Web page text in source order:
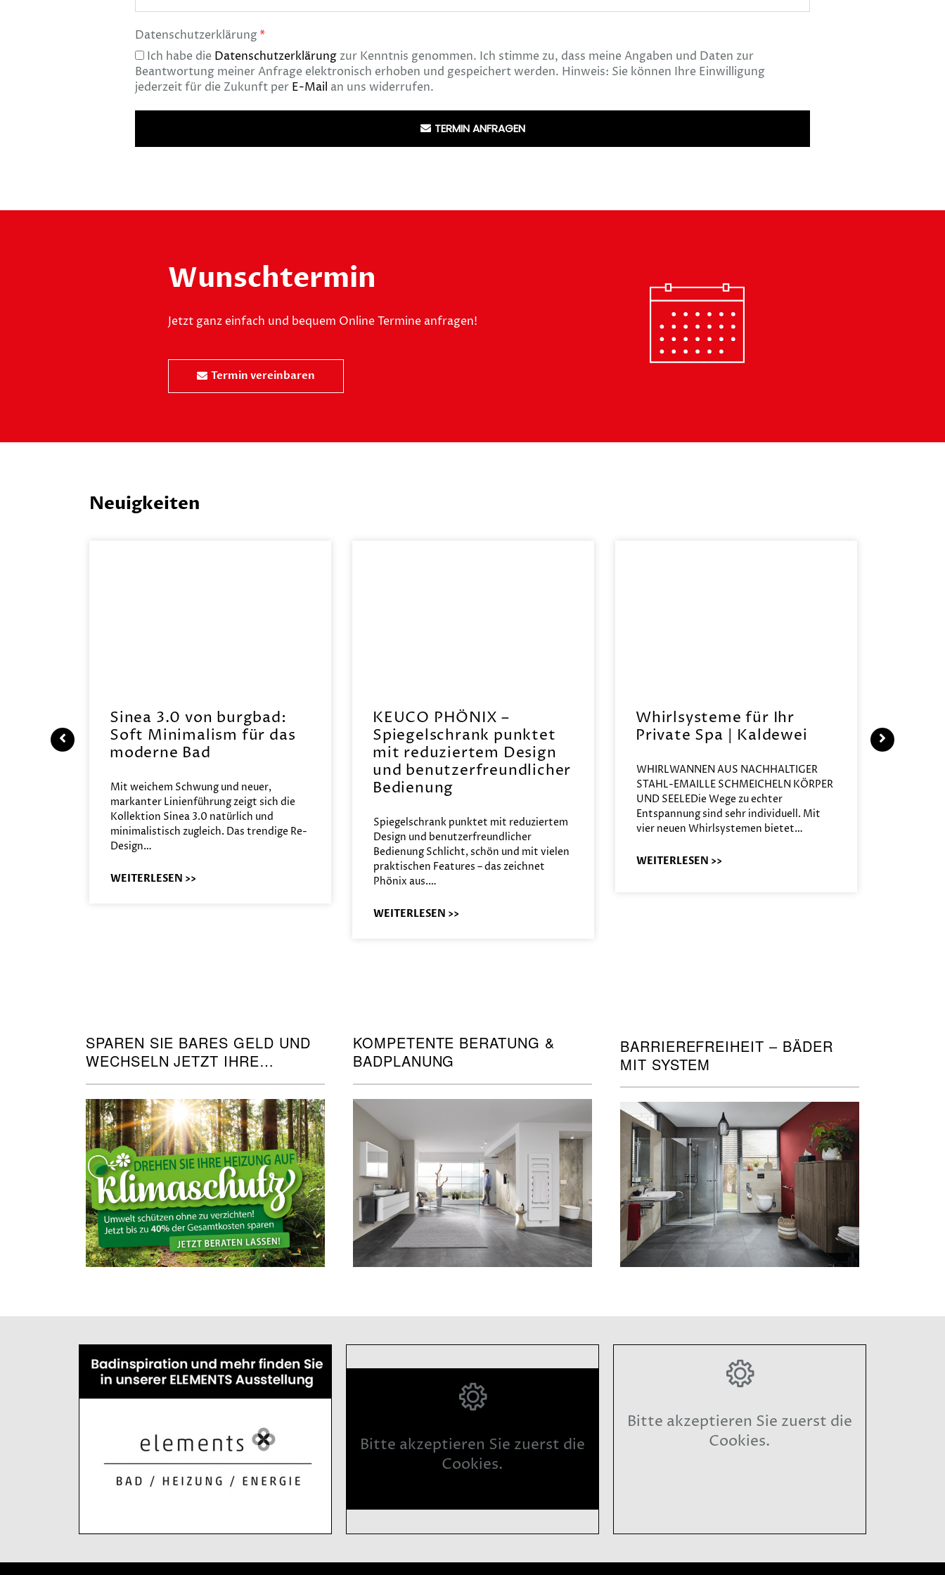
Datenschutzerklärung
Ich habe die Datenschutzerklärung zur Kenntnis genommen. Ich stimme zu, dass meine Angaben und Daten zur
Beantwortung meiner Anfrage elektronisch erhoben und gespeichert werden. Hinweis: Sie können Ihre Einwilligung
jederzeit für die Zukunft per E-Mail an uns widerrufen.
TERMIN ANFRAGEN
Wunschtermin
Jetzt ganz einfach und bequem Online Termine anfragen!
Termin vereinbaren
Neuigkeiten
Sinea 3.0 von burgbad:
Soft Minimalism für das
moderne Bad
Mit weichem Schwung und neuer,
markanter Linienführung zeigt sich die
Kollektion Sinea 3.0 natürlich und
minimalistisch zugleich. Das trendige Re-
Design…
WEITERLESEN >>
KEUCO PHÖNIX –
Spiegelschrank punktet
mit reduziertem Design
und benutzerfreundlicher
Bedienung
Spiegelschrank punktet mit reduziertem
Design und benutzerfreundlicher
Bedienung Schlicht, schön und mit vielen
praktischen Features – das zeichnet
Phönix aus.…
WEITERLESEN >>
Whirlsysteme für Ihr
Private Spa | Kaldewei
WHIRLWANNEN AUS NACHHALTIGER
STAHL-EMAILLE SCHMEICHELN KÖRPER
UND SEELEDie Wege zu echter
Entspannung sind sehr individuell. Mit
vier neuen Whirlsystemen bietet…
WEITERLESEN >>
SPAREN SIE BARES GELD UND
WECHSELN JETZT IHRE
HEIZUNG!
KOMPETENTE BERATUNG &
BADPLANUNG
BARRIEREFREIHEIT – BÄDER
MIT SYSTEM
Bitte akzeptieren Sie zuerst die
Cookies.
Bitte akzeptieren Sie zuerst die
Cookies.